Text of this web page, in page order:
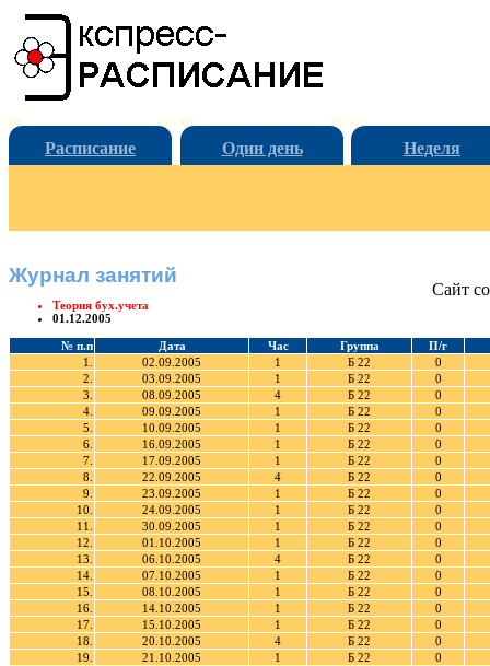
Расписание Один день Неделя
Журнал занятий
Теория бух.учета
01.12.2005
№ п.п Дата Час Группа
П/г
1.
02.09.2005 1 Б 22
0
2.
03.09.2005 1 Б 22
0
3.
08.09.2005 4 Б 22
0
4.
09.09.2005 1 Б 22
0
5.
10.09.2005 1 Б 22
0
6.
16.09.2005 1 Б 22
0
7.
17.09.2005 1 Б 22
0
8.
22.09.2005 4 Б 22
0
9.
23.09.2005 1 Б 22
0
10.
24.09.2005 1 Б 22
0
11.
30.09.2005 1 Б 22
0
12.
01.10.2005 1 Б 22
0
13.
06.10.2005 4 Б 22
0
14.
07.10.2005 1 Б 22
0
15.
08.10.2005 1 Б 22
0
16.
14.10.2005 1 Б 22
0
17.
15.10.2005 1 Б 22
0
18.
20.10.2005 4 Б 22
0
19.
21.10.2005 1 Б 22
0
Сайт